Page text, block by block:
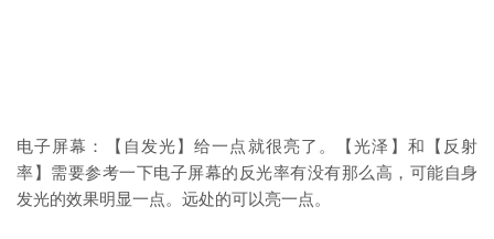
电子屏幕：【自发光】给一点就很亮了。【光泽】和【反射
率】需要参考一下电子屏幕的反光率有没有那么高，可能自身
发光的效果明显一点。远处的可以亮一点。